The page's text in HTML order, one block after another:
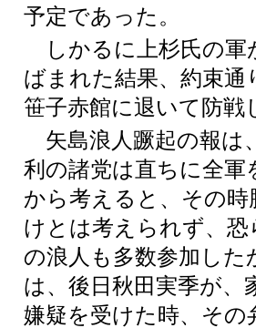
予定であった。
しかるに上杉氏の軍
ばまれた結果、約束
笹子赤館に退いて防
矢島浪人蹶起の報は
利の諸党は直ちに全
から考えると、その
けとは考えられず、
の浪人も多数参加し
は、後日秋田実季が
嫌疑を受けた時、その